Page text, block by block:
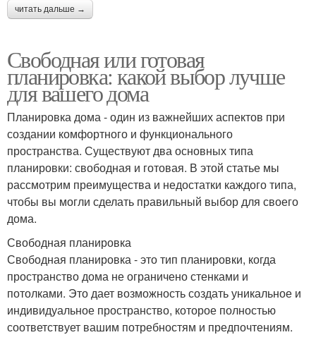
читать дальше →
Свободная или готовая
планировка: какой выбор лучше
для вашего дома
Планировка дома - один из важнейших аспектов при
создании комфортного и функционального
пространства. Существуют два основных типа
планировки: свободная и готовая. В этой статье мы
рассмотрим преимущества и недостатки каждого типа,
чтобы вы могли сделать правильный выбор для своего
дома.
Свободная планировка
Свободная планировка - это тип планировки, когда
пространство дома не ограничено стенками и
потолками. Это дает возможность создать уникальное и
индивидуальное пространство, которое полностью
соответствует вашим потребностям и предпочтениям.